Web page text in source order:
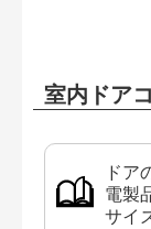
室内ドア
ドア
電製
サイ